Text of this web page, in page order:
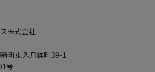
株式会社
町東入月鉾町39-1
号